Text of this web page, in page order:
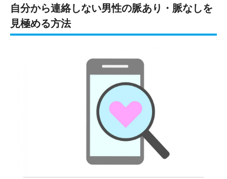
自分から連絡しない男性の脈あり・脈なしを
見極める方法